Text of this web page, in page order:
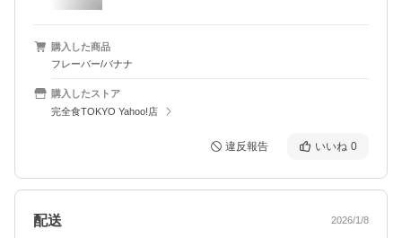
購入した商品
フレーバー/バナナ
購入したストア
完全食TOKYO Yahoo!店
違反報告 いいね 0
配送 2026/1/8